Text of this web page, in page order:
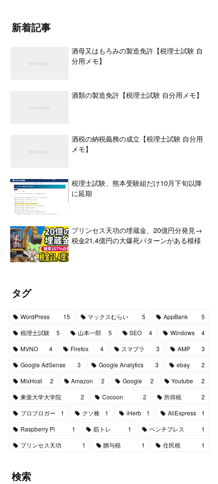
新着記事
酒母又はもろみの製造免許【税理士試験 自
分用メモ】
酒類の製造免許【税理士試験 自分用メモ】
酒税の納税義務の成立【税理士試験 自分用
メモ】
税理士試験、熊本受験組だけ10月下旬以降
に延期
プリンセス天功の埋蔵金、20億円分発見→
税金21.4億円の大爆死パターンがある模様
タグ
WordPress 15 マックスむらい 5 AppBank
5
税理士試験
5 山本一郎 5 SEO 4 Windows
4
MVNO
4 Firefox 4 スマブラ 3 AMP
3
Google AdSense
3 Google Analytics 3 ebay
2
MixHost
2 Amazon 2 Google 2 Youtube
2
東亜大学大学院
2 Cocoon 2 所得税
2
プロブロガー
1 クソ株 1 iHerb 1 AliExpress
1
Raspberry Pi
1 筋トレ 1 ベンチプレス
1
プリンセス天功
1 贈与税 1 住民税 1
検索